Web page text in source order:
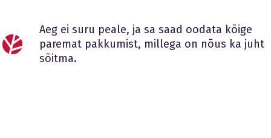
Aeg ei suru peale, ja sa saad oodata kõige
paremat pakkumist, millega on nõus ka juht
sõitma.